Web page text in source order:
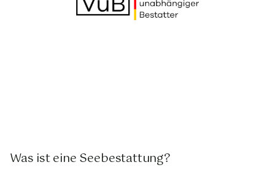
Was ist eine Seebestattung?